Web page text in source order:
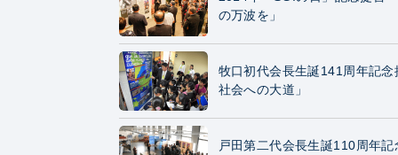
の万波を」
牧口初代会長生誕141周年記
社会への大道」
戸田第二代会長生誕110周年